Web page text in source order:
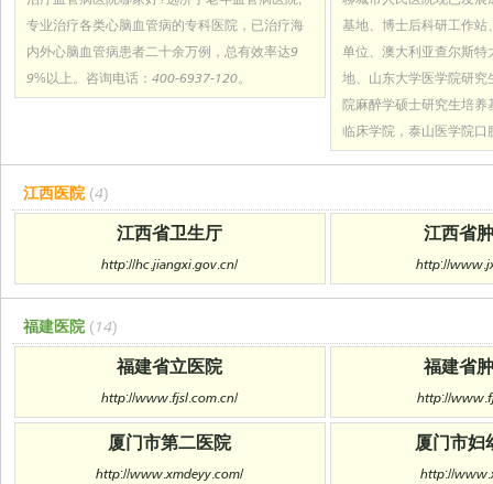
专业治疗各类心脑血管病的专科医院，已治疗海
内外心脑血管病患者二十余万例，总有效率达9
9%以上。咨询电话：400-6937-120。
基地、博士后科研工作
单位、澳大利亚查尔斯特
地、山东大学医学院研究
院麻醉学硕士研究生培养
临床学院，泰山医学院口
江西医院 (4)
江西省卫生厅
http://hc.jiangxi.gov.cn/
江西省
http://
福建医院 (14)
福建省立医院
http://www.fjsl.com.cn/
福建省
http://
厦门市第二医院
http://www.xmdeyy.com/
厦门市妇
http://